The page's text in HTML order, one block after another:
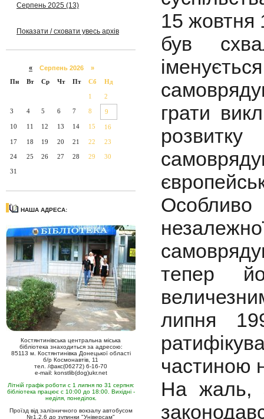
Серпень 2025 (13)
Показати / сховати увесь архів
« Серпень 2026 »
Пн
Вт Ср Чт Пт Сб Нд
1 2
3 4 5 6 7 8 9
10 11 12 13 14 15 16
17 18 19 20 21 22 23
24 25 26 27 28 29 30
31
НАША АДРЕСА:
Костянтинівська центральна міська
бібліотека знаходиться за адресою:
85113 м. Костянтинівка Донецької області
б/р Космонавтів, 11
тел. /факс(06272) 6-16-70
e-mail: konstlib(dog)ukr.net
Літній графік роботи с 1 липня по 31 серпня:
бібліотека працює с 10:00 до 18:00. Вихідні -
неділя, понеділок.
Проїзд від залізничного вокзалу автобусом
№1,2,6 до зупинки "Універсам"
15 жовтня
був
грати
Особливо
тепер
липня
частиною
На жаль,